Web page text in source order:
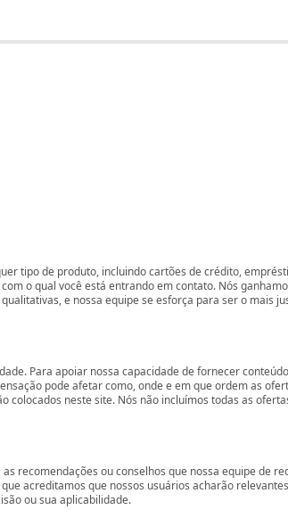
tipo de produto, incluindo cartões de crédito,
o qual você está entrando em contato. Nós
e nossa equipe se esforça para ser o mais
Para apoiar nossa capacidade de fornecer
pode afetar como, onde e em que ordem as
neste site. Nós não incluímos todas as
recomendações ou conselhos que nossa equipe de
acreditamos que nossos usuários acharão
ou sua aplicabilidade.